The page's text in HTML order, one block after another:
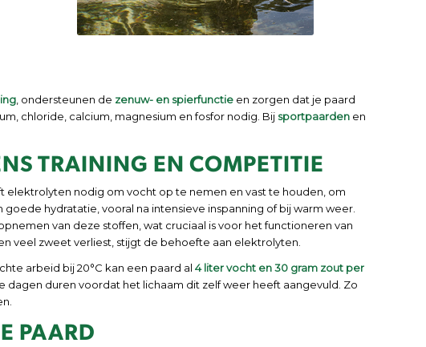
, ondersteunen de zenuw- en spierfunctie en zorgen dat je paard
chloride, calcium, magnesium en fosfor nodig. Bij sportpaarden en
TRAINING EN COMPETITIE
elektrolyten nodig om vocht op te nemen en vast te houden, om
hydratatie, vooral na intensieve inspanning of bij warm weer.
van deze stoffen, wat cruciaal is voor het functioneren van
veel zweet verliest, stijgt de behoefte aan elektrolyten.
arbeid bij 20°C kan een paard al 4liter vocht en 30 gram zout per
duren voordat het lichaam dit zelf weer heeft aangevuld. Zo
PAARD